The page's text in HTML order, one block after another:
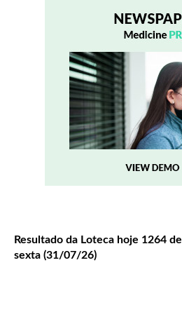
Resultado da Loteca hoje 1264 de
sexta (31/07/26)